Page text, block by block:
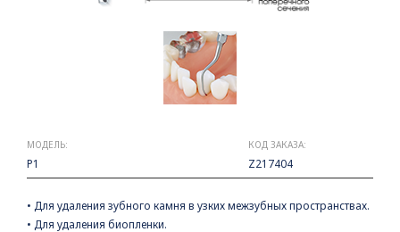
МОДЕЛЬ:
P1
КОД ЗАКАЗА:
Z217404
• Для удаления зубного камня в узких межзубных пространствах.
• Для удаления биопленки.